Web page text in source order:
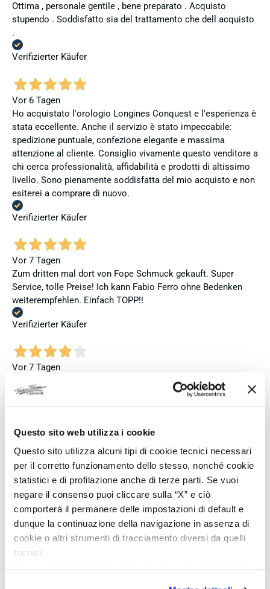
Questo sito web utilizza i cookie
Questo sito utilizza alcuni tipi di cookie tecnici necessari
per il corretto funzionamento dello stesso, nonché cookie
statistici e di profilazione anche di terze parti. Se vuoi
negare il consenso puoi cliccare sulla “X” e ciò
comporterà il permanere delle impostazioni di default e
dunque la continuazione della navigazione in assenza di
cookie o altri strumenti di tracciamento diversi da quelli
tecnici.
Ottima , personale gentile , bene preparato . Acquisto
stupendo . Soddisfatto sia del trattamento che dell acquisto
.
Verifizierter Käufer
Vor 6 Tagen
Ho acquistato l'orologio Longines Conquest e l'esperienza è
stata eccellente. Anche il servizio è stato impeccabile:
spedizione puntuale, confezione elegante e massima
attenzione al cliente. Consiglio vivamente questo venditore a
chi cerca professionalità, affidabilità e prodotti di altissimo
livello. Sono pienamente soddisfatta del mio acquisto e non
esiterei a comprare di nuovo.
Verifizierter Käufer
Vor 7 Tagen
Zum dritten mal dort von Fope Schmuck gekauft. Super
Service, tolle Preise! Ich kann Fabio Ferro ohne Bedenken
weiterempfehlen. Einfach TOPP!!
Verifizierter Käufer
Vor 7 Tagen
Ich bin insgesamt mit meinem Kauf zufrieden. Die Uhr ist
neu, original und funktioniert einwandfrei. Besonders positiv
Seiko-Garantieschein. Der Versand war außerdem schnell.
Dennoch vergebe ich 4 statt 5 Sterne, da die Lieferung nicht
meinen Erwartungen an einen autorisierten Seiko-Händler
entsprach. Die Uhr kam ohne die üblichen Schutzfolien am
Armband, die Originalverpackung entsprach nicht der
Verpackung, die ich von diesem Modell aus offiziellen
Präsentationen und Videos kenne (andere Box und anderes
Uhrenkissen), und auch die Seiko-Hangtags mit
Modellinformationen fehlten. Die Uhr selbst ist in neuem
Zustand und weist keine Gebrauchsspuren auf. Dennoch